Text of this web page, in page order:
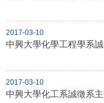
2017-03-10
中興大學化學工程學系
2017-03-10
中興大學化工系誠徵系